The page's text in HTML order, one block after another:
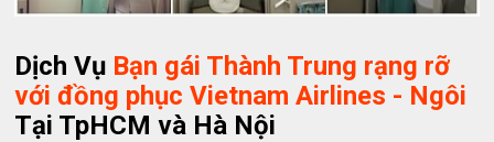
Dịch Vụ Bạn gái Thành Trung rạng rỡ
với đồng phục Vietnam Airlines - Ngôi
Tại TpHCM và Hà Nội